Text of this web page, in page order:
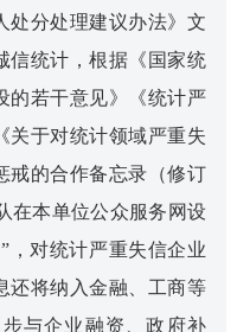
处分处理建议办法》文
信统计，根据《国家统
的若干意见》《统计严
关于对统计领域严重失
戒的合作备忘录（修订
在本单位公众服务网设
，对统计严重失信企业
还将纳入金融、工商等
与企业融资、政府补